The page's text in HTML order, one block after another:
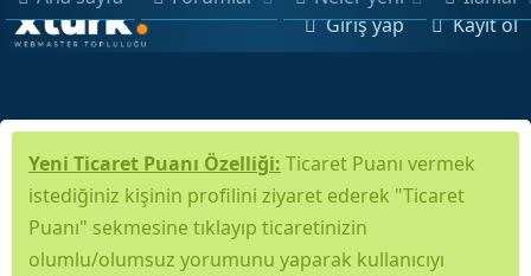
Giriş yap Kayıt ol
Yeni Ticaret Puanı Özelliği: Ticaret Puanı vermek
istediğiniz kişinin profilini ziyaret ederek "Ticaret
Puanı" sekmesine tıklayıp ticaretinizin
olumlu/olumsuz yorumunu yaparak kullanıcıyı